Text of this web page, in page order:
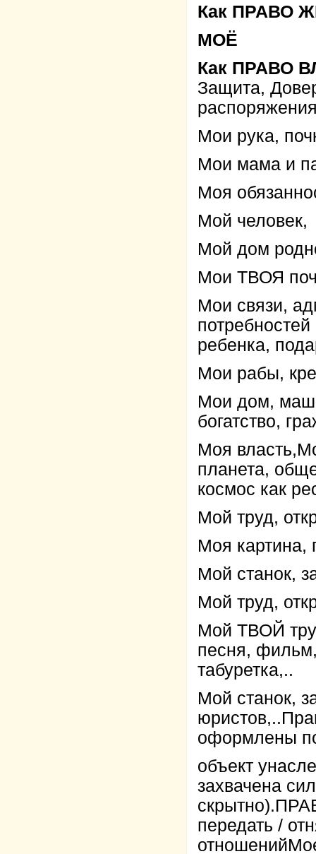
Как ПРАВО
МОЁ
Как ПРАВО
Защита,
Мои рука,
Мои мама и
Моя
Мой человек,
Мой дом
Мои ТВОЯ
Мои связи,
потребностей
ребенка,
Мои рабы,
Мои дом,
богатство,
Моя
планета,
космос как
Мой труд,
Моя картина,
Мой станок,
Мой труд,
Мой ТВОЙ
песня,
табуретка,..
Мой станок,
оформлены
объект
захвачена
передать /